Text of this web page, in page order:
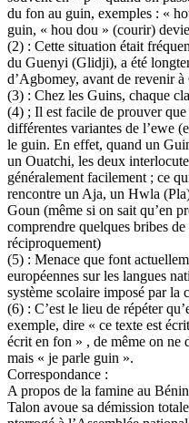
du fon au guin, exemples : «
guin, « hou dou » (courir)
(2) : Cette situation était
du Guenyi (Glidji), a été
d’Agbomey, avant de revenir
(3) : Chez les Guins, chaque
(4) ; Il est facile de prouver que
différentes variantes de l’ewe
le guin. En effet, quand un
un Ouatchi, les deux
généralement facilement ; ce
rencontre un Aja, un Hwla
Goun (même si on sait qu’en
comprendre quelques bribes
réciproquement)
(5) : Menace que font
européennes sur les langues
système scolaire imposé par la
(6) : C’est le lieu de répéter
exemple, dire « ce texte est
écrit en fon » , de même on ne
mais « je parle guin ».
Correspondance :
A propos de la famine au
Talon avoue sa démission totale